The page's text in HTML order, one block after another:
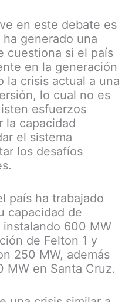
en este debate es
generado una
cuestiona si el país
en la generación
la crisis actual a una
lo cual no es
esfuerzos
la capacidad
el sistema
los desafíos
país ha trabajado
capacidad de
600 MW
de Felton 1 y
250 MW, además
MW en Santa Cruz.